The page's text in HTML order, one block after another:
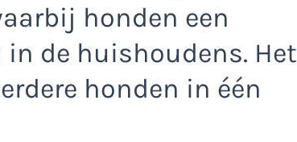
honden een
de huishoudens. Het
honden in één